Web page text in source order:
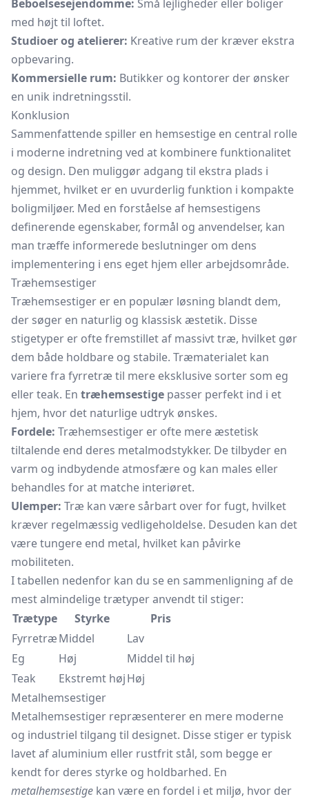
Beboelsesejendomme: Små lejligheder eller boliger
med højt til loftet.
Studioer og atelierer: Kreative rum der kræver ekstra
opbevaring.
Kommersielle rum: Butikker og kontorer der ønsker
en unik indretningsstil.
Konklusion
Sammenfattende spiller en hemsestige en central rolle
i moderne indretning ved at kombinere funktionalitet
og design. Den muliggør adgang til ekstra plads i
hjemmet, hvilket er en uvurderlig funktion i kompakte
boligmiljøer. Med en forståelse af hemsestigens
definerende egenskaber, formål og anvendelser, kan
man træffe informerede beslutninger om dens
implementering i ens eget hjem eller arbejdsområde.
Træhemsestiger
Træhemsestiger er en populær løsning blandt dem,
der søger en naturlig og klassisk æstetik. Disse
stigetyper er ofte fremstillet af massivt træ, hvilket gør
dem både holdbare og stabile. Træmaterialet kan
variere fra fyrretræ til mere eksklusive sorter som eg
eller teak. En træhemsestige passer perfekt ind i et
hjem, hvor det naturlige udtryk ønskes.
Fordele: Træhemsestiger er ofte mere æstetisk
tiltalende end deres metalmodstykker. De tilbyder en
varm og indbydende atmosfære og kan males eller
behandles for at matche interiøret.
Ulemper: Træ kan være sårbart over for fugt, hvilket
kræver regelmæssig vedligeholdelse. Desuden kan det
være tungere end metal, hvilket kan påvirke
mobiliteten.
I tabellen nedenfor kan du se en sammenligning af de
mest almindelige trætyper anvendt til stiger:
Trætype
Styrke
Pris
FyrretræMiddel
Lav
Eg
Høj
Middel til høj
Teak
Ekstremt højHøj
Metalhemsestiger
Metalhemsestiger repræsenterer en mere moderne
og industriel tilgang til designet. Disse stiger er typisk
lavet af aluminium eller rustfrit stål, som begge er
kendt for deres styrke og holdbarhed. En
metalhemsestige kan være en fordel i et miljø, hvor der